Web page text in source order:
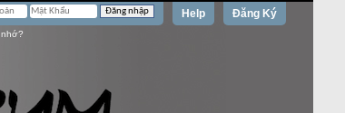
Đăng Ký
Help